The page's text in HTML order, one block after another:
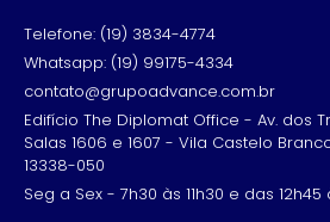
Telefone: (19) 3834-4774
Whatsapp: (19) 99175-4334
contato@grupoadvance.com.br
Edifício The Diplomat Office - Av. dos
Salas 1606 e 1607 - Vila Castelo
13338-050
Seg a Sex - 7h30 às 11h30 e das 12h45